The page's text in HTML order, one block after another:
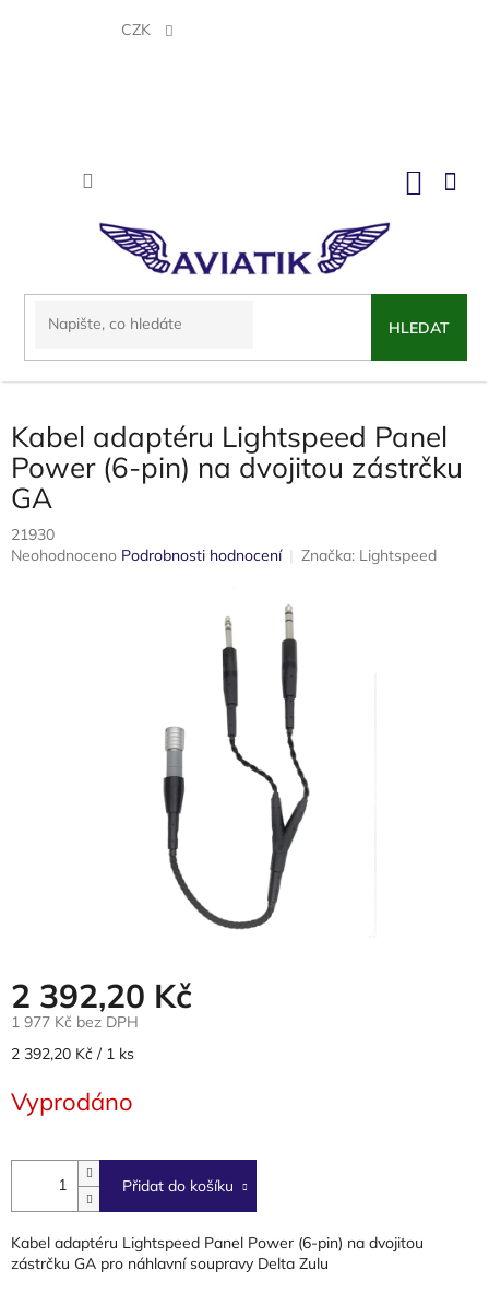
CZK
HLEDAT
Kabel adaptéru Lightspeed Panel
Power (6-pin) na dvojitou zástrčku
GA
21930
Průměrné
Neohodnoceno Podrobnosti hodnocení Značka: Lightspeed
2 392,20 Kč
1 977 Kč bez DPH
Měrná
2 392,20 Kč / 1 ks
Vyprodáno
Přidat do košíku
Kabel adaptéru Lightspeed Panel Power (6-pin) na dvojitou
zástrčku GA pro náhlavní soupravy Delta Zulu